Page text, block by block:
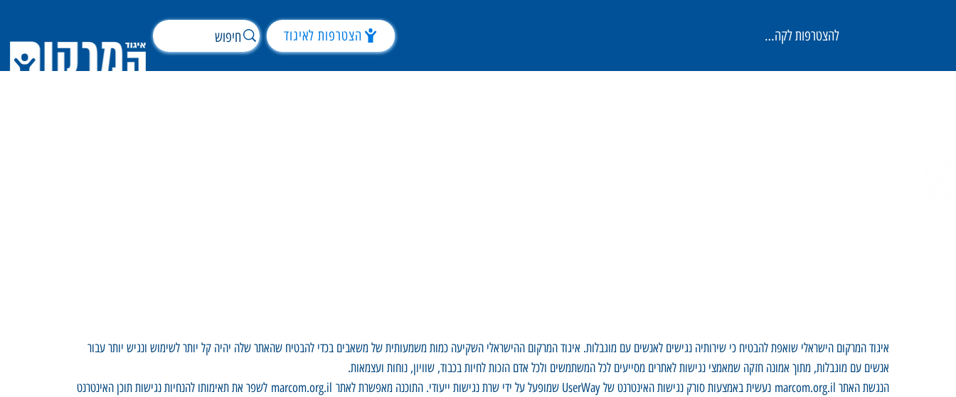
להצטרפות לקהילה הצטרפות לאיגוד
איגוד המרקום הישראלי שואפת להבטיח כי שירותיה נגישים לאנשים עם מוגבלות. איגוד המרקום ההישראלי השקיעה כמות משמעותית של משאבים בכדי להבטיח שהאתר שלה יהיה קל יותר לשימוש ונגיש יותר עבור
אנשים עם מוגבלות, מתוך אמונה חזקה שמאמצי נגישות לאתרים מסייעים לכל המשתמשים ולכל אדם הזכות לחיות בכבוד, שוויון, נוחות ועצמאות.
הנגשת האתר marcom.org.il נעשית באמצעות סורק נגישות האינטרנט של UserWay שמופעל על ידי שרת נגישות ייעודי. התוכנה מאפשרת לאתר marcom.org.il לשפר את תאימותו להנחיות נגישות תוכן האינטרנט